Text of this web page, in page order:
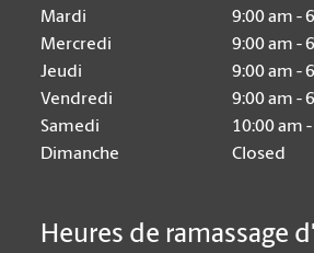
Mardi
9:00 am -
Mercredi
9:00 am -
Jeudi
9:00 am -
Vendredi
9:00 am -
Samedi
10:00 am
Dimanche
Closed
Heures de ramassage